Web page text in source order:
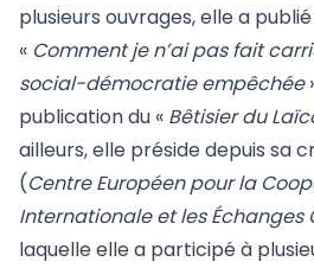
plusieurs ouvrages, elle a
« Comment je n’ai pas fait
social-démocratie empêchée
publication du « Bêtisier du
ailleurs, elle préside depuis sa
(Centre Européen pour la
Internationale et les Échanges
laquelle elle a participé à